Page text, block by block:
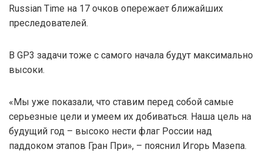
Russian Time на 17 очков опережает ближайших
преследователей.
В GP3 задачи тоже с самого начала будут максимально
высоки.
«Мы уже показали, что ставим перед собой самые
серьезные цели и умеем их добиваться. Наша цель на
будущий год – высоко нести флаг России над
паддоком этапов Гран При», – пояснил Игорь Мазепа.